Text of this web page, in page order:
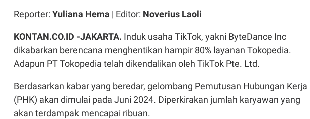
Reporter: Yuliana Hema | Editor: Noverius Laoli
KONTAN.CO.ID -JAKARTA. Induk usaha TikTok, yakni ByteDance Inc
dikabarkan berencana menghentikan hampir 80% layanan Tokopedia.
Adapun PT Tokopedia telah dikendalikan oleh TikTok Pte. Ltd.
Berdasarkan kabar yang beredar, gelombang Pemutusan Hubungan Kerja
(PHK) akan dimulai pada Juni 2024. Diperkirakan jumlah karyawan yang
akan terdampak mencapai ribuan.